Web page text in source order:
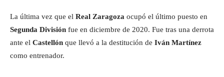
La última vez que el Real Zaragoza ocupó el último puesto en
Segunda División fue en diciembre de 2020. Fue tras una derrota
ante el Castellón que llevó a la destitución de Iván Martínez
como entrenador.